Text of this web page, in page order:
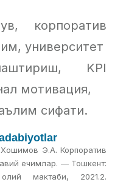
корпоратив
университет
KPI
мотивация,
сифати.
Э.А. Корпоратив
ечимлар. — Тошкент:
мактаби, 2021.2.